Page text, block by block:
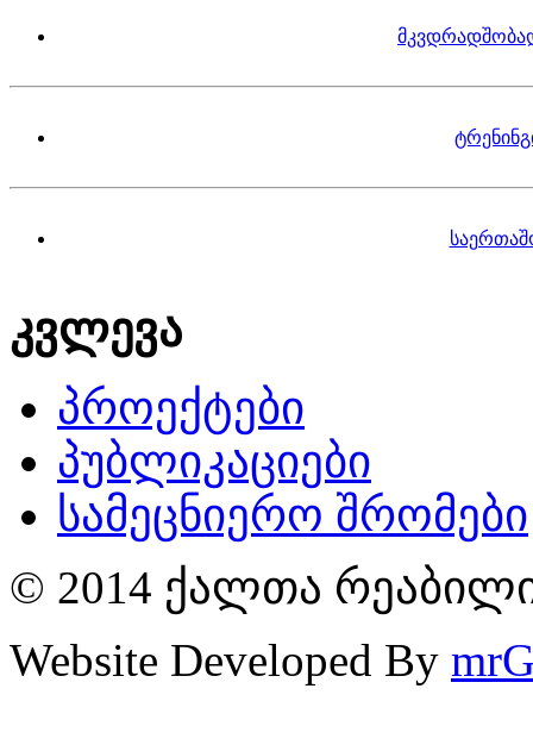
კვლევა
პროექტები
პუბლიკაციები
სამეცნიერო შრომები
© 2014 ქალთა
Website Developed By